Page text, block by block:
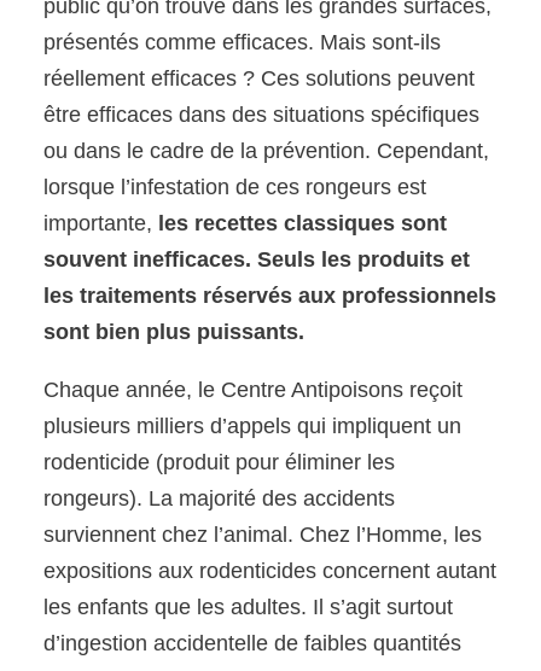
public qu’on trouve dans les grandes surfaces,
présentés comme efficaces. Mais sont-ils
réellement efficaces ? Ces solutions peuvent
être efficaces dans des situations spécifiques
ou dans le cadre de la prévention. Cependant,
lorsque l’infestation de ces rongeurs est
importante, les recettes classiques sont
souvent inefficaces. Seuls les produits et
les traitements réservés aux professionnels
sont bien plus puissants.
Chaque année, le Centre Antipoisons reçoit
plusieurs milliers d’appels qui impliquent un
rodenticide (produit pour éliminer les
rongeurs). La majorité des accidents
surviennent chez l’animal. Chez l’Homme, les
expositions aux rodenticides concernent autant
les enfants que les adultes. Il s’agit surtout
d’ingestion accidentelle de faibles quantités